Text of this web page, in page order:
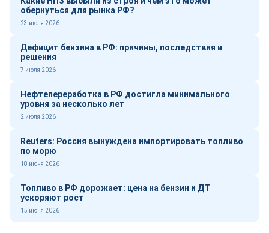
обернуться для рынка РФ?
23 июля 2026
Дефицит бензина в РФ: причины, последствия и
решения
7 июля 2026
Нефтепереработка в РФ достигла минимального
уровня за несколько лет
2 июля 2026
Reuters: Россия вынуждена импортировать топливо
по морю
18 июня 2026
Топливо в РФ дорожает: цена на бензин и ДТ
ускоряют рост
15 июня 2026